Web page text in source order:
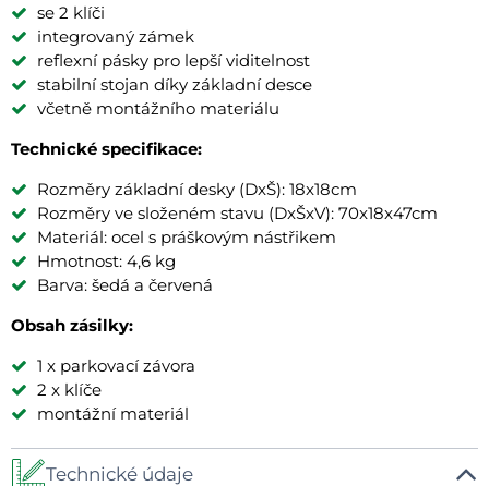
se 2 klíči
integrovaný zámek
reflexní pásky pro lepší viditelnost
stabilní stojan díky základní desce
včetně montážního materiálu
Technické specifikace:
Rozměry základní desky (DxŠ): 18x18cm
Rozměry ve složeném stavu (DxŠxV): 70x18x47cm
Materiál: ocel s práškovým nástřikem
Hmotnost: 4,6 kg
Barva: šedá a červená
Obsah zásilky:
1 x parkovací závora
2 x klíče
montážní materiál
Technické údaje